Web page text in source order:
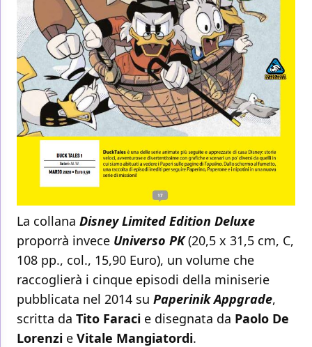
La collana Disney Limited Edition Deluxe
proporrà invece Universo PK(20,5 x 31,5 cm, C,
108 pp., col., 15,90 Euro), un volume che
raccoglierà i cinque episodi della miniserie
pubblicata nel 2014 su Paperinik Appgrade,
scritta da Tito Faraci e disegnata da Paolo De
Lorenzi e Vitale Mangiatordi.